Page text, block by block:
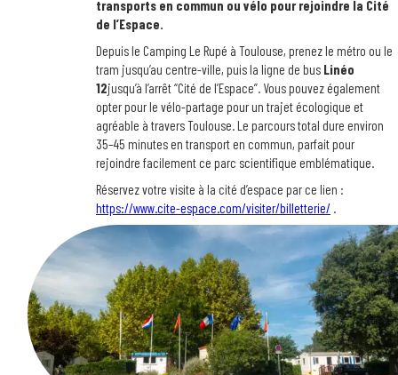
transports en commun ou vélo pour rejoindre la Cité
de l’Espace.
Depuis le Camping Le Rupé à Toulouse, prenez le métro ou le
tram jusqu’au centre-ville, puis la ligne de bus Linéo
12jusqu’à l’arrêt “Cité de l’Espace”. Vous pouvez également
opter pour le vélo-partage pour un trajet écologique et
agréable à travers Toulouse. Le parcours total dure environ
35–45 minutes en transport en commun, parfait pour
rejoindre facilement ce parc scientifique emblématique.
Réservez votre visite à la cité d’espace par ce lien :
https://www.cite-espace.com/visiter/billetterie/ .